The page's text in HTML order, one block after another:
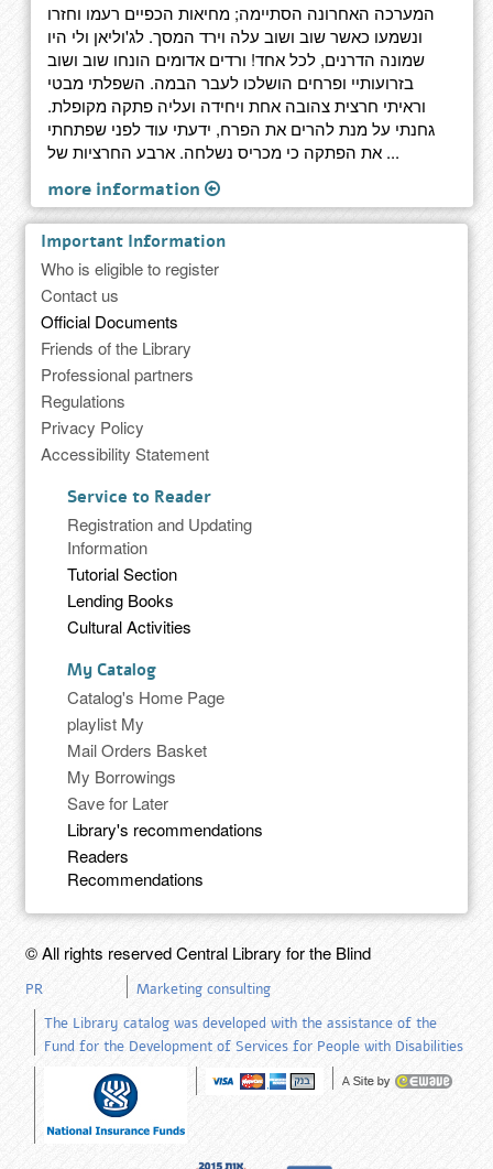
המערכה האחרונה הסתיימה; מחיאות הכפיים רעמו וחזרו
ונשמעו כאשר שוב ושוב עלה וירד המסך. לג'וליאן ולי היו
שמונה הדרנים, לכל אחד! ורדים אדומים הונחו שוב ושוב
בזרועותיי ופרחים הושלכו לעבר הבמה. השפלתי מבטי
וראיתי חרצית צהובה אחת ויחידה ועליה פתקה מקופלת.
גחנתי על מנת להרים את הפרח, ידעתי עוד לפני שפתחתי
את הפתקה כי מכריס נשלחה. ארבע החרציות של ...
more information
Important Information
Who is eligible to register
Contact us
Official Documents
Friends of the Library
Professional partners
Regulations
Privacy Policy
Accessibility Statement
Service to Reader
Registration and Updating
Information
Tutorial Section
Lending Books
Cultural Activities
My Catalog
Catalog's Home Page
playlist My
Mail Orders Basket
My Borrowings
Save for Later
Library's recommendations
Readers
Recommendations
© All rights reserved Central Library for the Blind
PR
Marketing consulting
The Library catalog was developed with the assistance of the
Fund for the Development of Services for People with Disabilities